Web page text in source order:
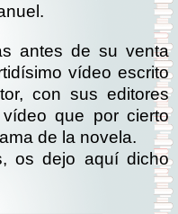
antes de su venta
vídeo escrito
con sus editores
que por cierto
de la novela.
os dejo aquí dicho